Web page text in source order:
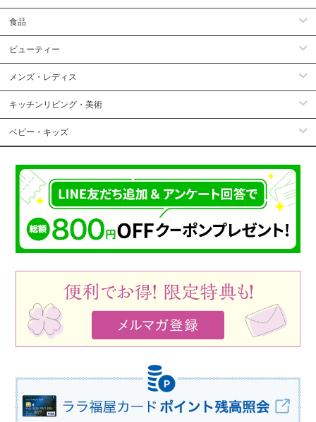
食品
ビューティー
メンズ・レディス
キッチンリビング・美術
ベビー・キッズ